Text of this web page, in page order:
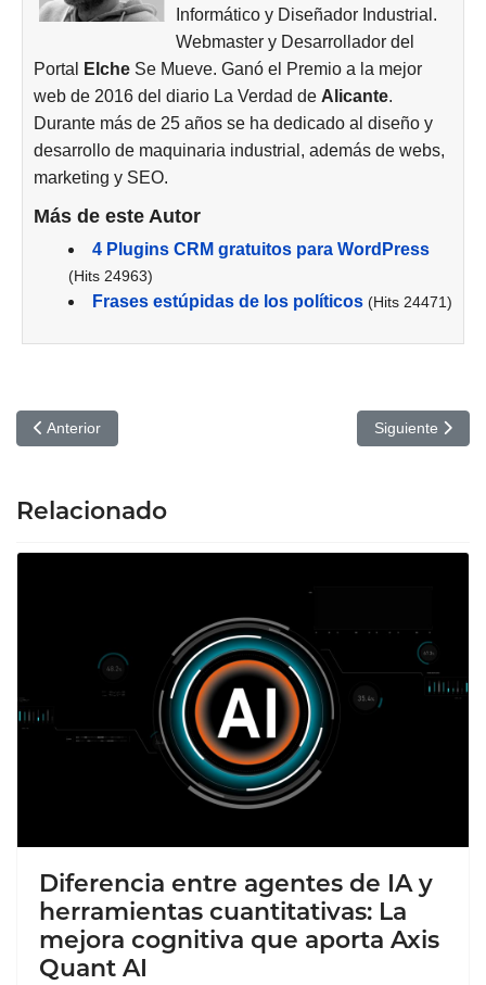
Informático y Diseñador Industrial.
Webmaster y Desarrollador del
Portal
Elche Se Mueve. Ganó el Premio a la mejor
web de 2016 del diario La Verdad de Alicante.
Durante más de 25 años se ha dedicado al diseño y
desarrollo de maquinaria industrial, además de webs,
marketing y SEO.
Más de este Autor
4 Plugins CRM gratuitos para WordPress
(Hits 24963)
Frases estúpidas de los políticos (Hits 24471)
Artículo anterior: Consejos para planificar estrategia SEO y
Anterior Artículo
Siguiente
Relacionado
Diferencia entre agentes de IA y
herramientas cuantitativas: La
mejora cognitiva que aporta Axis
Quant AI